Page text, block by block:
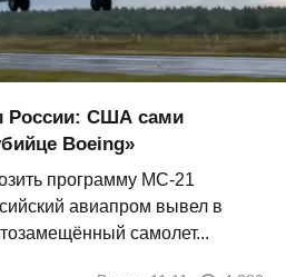
России: США сами
Boeing»
программу МС-21
авиапром вывел в
самолет...